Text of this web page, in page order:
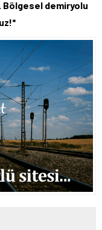
Bölgesel demiryolu